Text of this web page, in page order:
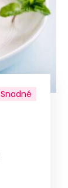
Snadné